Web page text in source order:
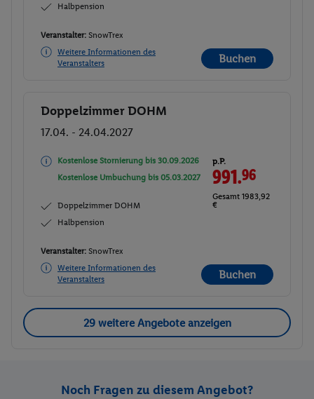
Halbpension
Veranstalter: SnowTrex
Weitere Informationen des
Veranstalters
Buchen
Buchen
Doppelzimmer DOHM
17.04. - 24.04.2027
Kostenlose Stornierung bis 30.09.2026
Kostenlose Umbuchung bis 05.03.2027
Doppelzimmer DOHM
Halbpension
p.P.
991.96
Gesamt 1983,92
€
Veranstalter: SnowTrex
Weitere Informationen des
Veranstalters
Buchen
29 weitere Angebote anzeigen
Noch Fragen zu diesem Angebot?